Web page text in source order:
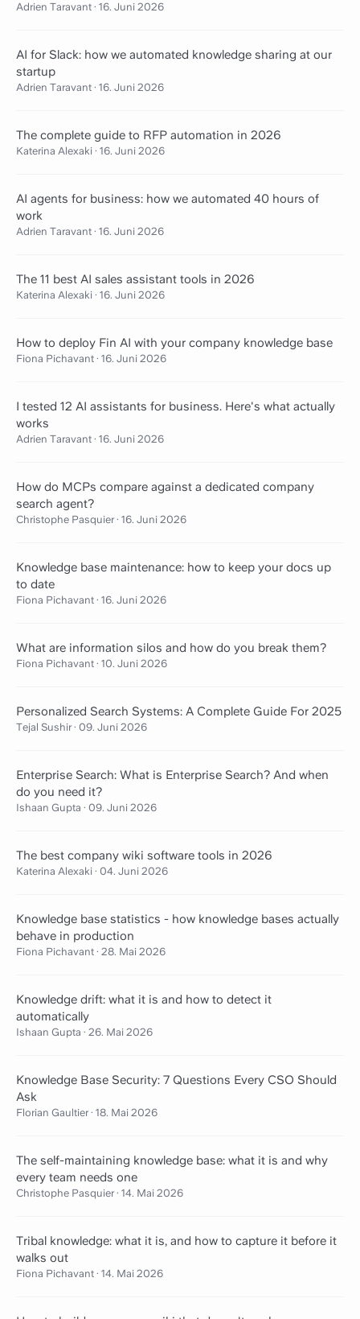
Adrien Taravant · 16. Juni 2026
AI for Slack: how we automated knowledge sharing at our
startup
Adrien Taravant · 16. Juni 2026
The complete guide to RFP automation in 2026
Katerina Alexaki · 16. Juni 2026
AI agents for business: how we automated 40 hours of
work
Adrien Taravant · 16. Juni 2026
The 11 best AI sales assistant tools in 2026
Katerina Alexaki · 16. Juni 2026
How to deploy Fin AI with your company knowledge base
Fiona Pichavant · 16. Juni 2026
I tested 12 AI assistants for business. Here's what actually
works
Adrien Taravant · 16. Juni 2026
How do MCPs compare against a dedicated company
search agent?
Christophe Pasquier · 16. Juni 2026
Knowledge base maintenance: how to keep your docs up
to date
Fiona Pichavant · 16. Juni 2026
What are information silos and how do you break them?
Fiona Pichavant · 10. Juni 2026
Personalized Search Systems: A Complete Guide For 2025
Tejal Sushir · 09. Juni 2026
Enterprise Search: What is Enterprise Search? And when
do you need it?
Ishaan Gupta · 09. Juni 2026
The best company wiki software tools in 2026
Katerina Alexaki · 04. Juni 2026
Knowledge base statistics - how knowledge bases actually
behave in production
Fiona Pichavant · 28. Mai 2026
Knowledge drift: what it is and how to detect it
automatically
Ishaan Gupta · 26. Mai 2026
Knowledge Base Security: 7 Questions Every CSO Should
Ask
Florian Gaultier · 18. Mai 2026
The self-maintaining knowledge base: what it is and why
every team needs one
Christophe Pasquier · 14. Mai 2026
Tribal knowledge: what it is, and how to capture it before it
walks out
Fiona Pichavant · 14. Mai 2026